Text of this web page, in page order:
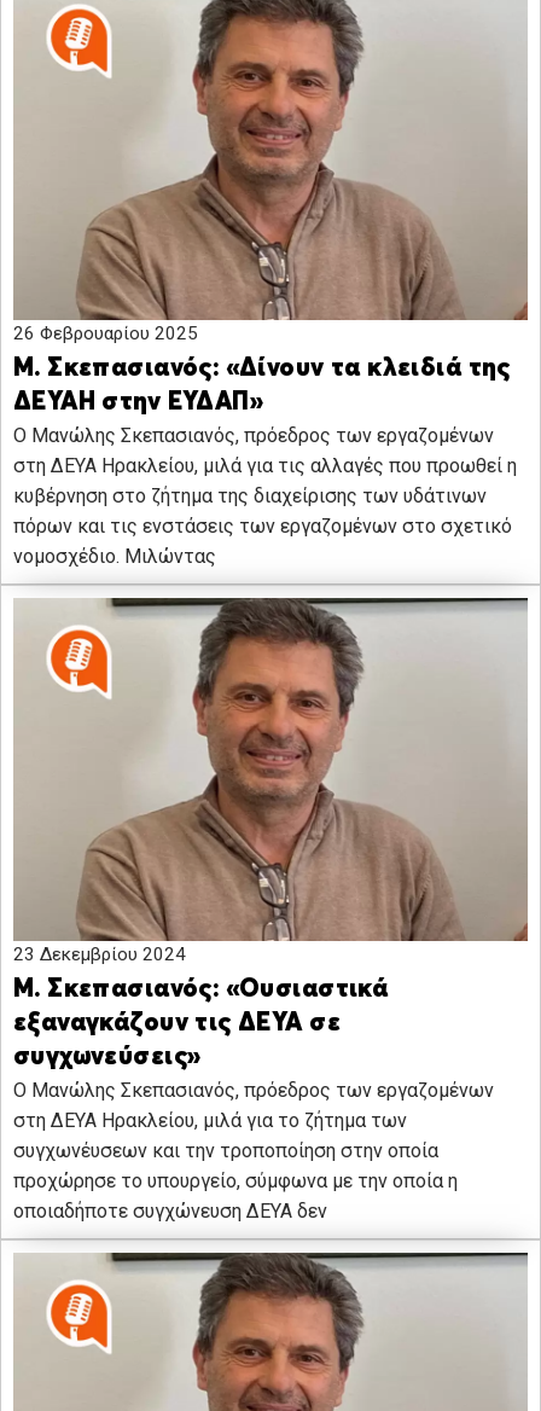
26 Φεβρουαρίου 2025
Μ. Σκεπασιανός: «Δίνουν τα κλειδιά της
ΔΕΥΑΗ στην ΕΥΔΑΠ»
O Μανώλης Σκεπασιανός, πρόεδρος των εργαζομένων
στη ΔΕΥΑ Ηρακλείου, μιλά για τις αλλαγές που προωθεί η
κυβέρνηση στο ζήτημα της διαχείρισης των υδάτινων
πόρων και τις ενστάσεις των εργαζομένων στο σχετικό
νομοσχέδιο. Μιλώντας
23 Δεκεμβρίου 2024
Μ. Σκεπασιανός: «Ουσιαστικά
εξαναγκάζουν τις ΔΕΥΑ σε
συγχωνεύσεις»
Ο Μανώλης Σκεπασιανός, πρόεδρος των εργαζομένων
στη ΔΕΥΑ Ηρακλείου, μιλά για το ζήτημα των
συγχωνέυσεων και την τροποποίηση στην οποία
προχώρησε το υπουργείο, σύμφωνα με την οποία η
οποιαδήποτε συγχώνευση ΔΕΥΑ δεν